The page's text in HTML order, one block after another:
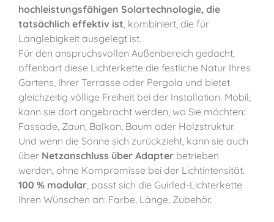
hochleistungsfähigen Solartechnologie, die
tatsächlich effektiv ist , kombiniert, die für
Langlebigkeit ausgelegt ist.
Für den anspruchsvollen Außenbereich gedacht,
offenbart diese Lichterkette die festliche Natur Ihres
Gartens, Ihrer Terrasse oder Pergola und bietet
gleichzeitig völlige Freiheit bei der Installation. Mobil,
kann sie dort angebracht werden, wo Sie möchten:
Fassade, Zaun, Balkon, Baum oder Holzstruktur.
Und wenn die Sonne sich zurückzieht, kann sie auch
über Netzanschluss über Adapter betrieben
werden, ohne Kompromisse bei der Lichtintensität.
100 % modular , passt sich die Guirled-Lichterkette
Ihren Wünschen an: Farbe, Länge, Zubehör.